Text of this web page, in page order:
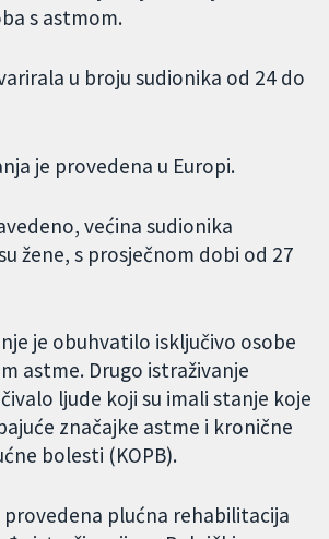
s astmom.
u broju sudionika od 24 do
je provedena u Europi.
većina sudionika
žene, s prosječnom dobi od 27
je obuhvatilo isključivo osobe
astme. Drugo istraživanje
ljude koji su imali stanje koje
značajke astme i kronične
bolesti (KOPB).
provedena plućna rehabilitacija